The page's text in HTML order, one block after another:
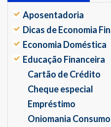
Aposentadoria
Dicas de Economia
Economia Doméstica
Educação Financeira
Cartão de Crédito
Cheque especial
Empréstimo
Oniomania